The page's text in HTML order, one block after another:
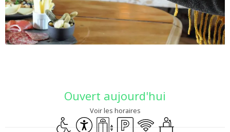
Ouvert aujourd'hui
Voir les horaires
Accès handicapés
Accessibilité
Ascenseur
ParkingWiFi Séminaires